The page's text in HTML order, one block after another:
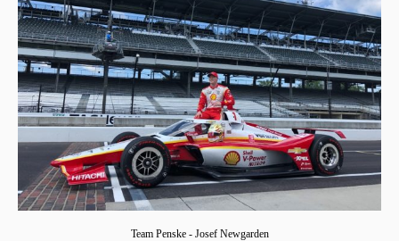
Team Penske - Josef Newgarden